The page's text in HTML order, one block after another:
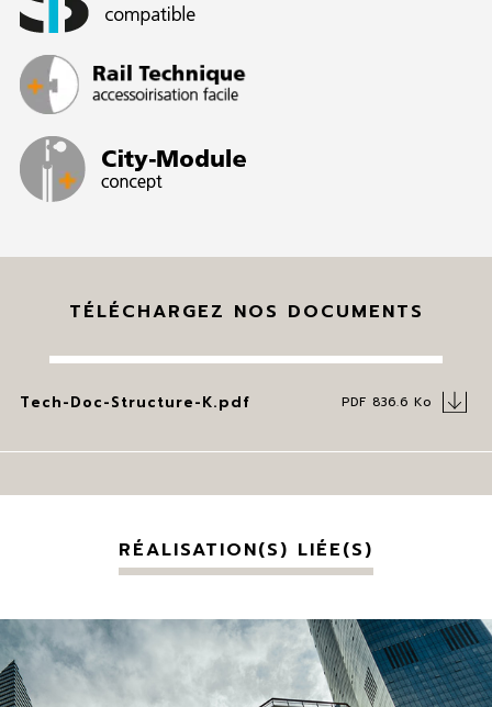
TÉLÉCHARGEZ NOS DOCUMENTS
Tech-Doc-Structure-K.pdf PDF 836.6 Ko
RÉALISATION(S) LIÉE(S)
Multipode / Support caténaires, Structure
K
2019